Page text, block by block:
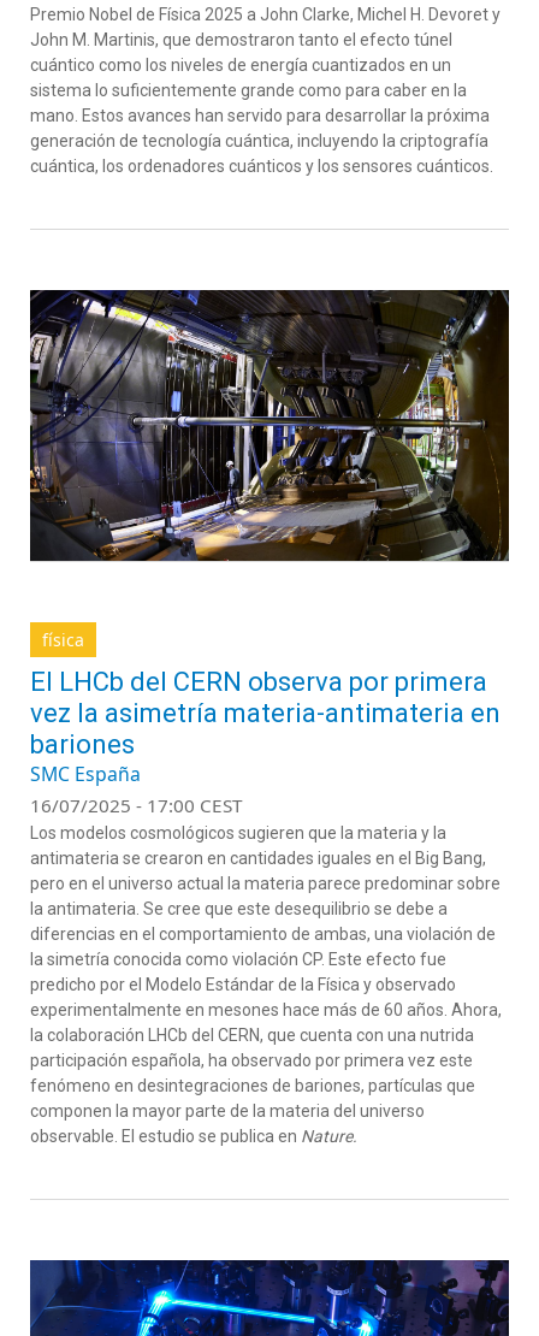
Premio Nobel de Física 2025 a John Clarke, Michel H. Devoret y
John M. Martinis, que demostraron tanto el efecto túnel
cuántico como los niveles de energía cuantizados en un
sistema lo suficientemente grande como para caber en la
mano. Estos avances han servido para desarrollar la próxima
generación de tecnología cuántica, incluyendo la criptografía
cuántica, los ordenadores cuánticos y los sensores cuánticos.
física
El LHCb del CERN observa por primera
vez la asimetría materia-antimateria en
bariones
SMC España
16/07/2025 - 17:00 CEST
Los modelos cosmológicos sugieren que la materia y la
antimateria se crearon en cantidades iguales en el Big Bang,
pero en el universo actual la materia parece predominar sobre
la antimateria. Se cree que este desequilibrio se debe a
diferencias en el comportamiento de ambas, una violación de
la simetría conocida como violación CP. Este efecto fue
predicho por el Modelo Estándar de la Física y observado
experimentalmente en mesones hace más de 60 años. Ahora,
la colaboración LHCb del CERN, que cuenta con una nutrida
participación española, ha observado por primera vez este
fenómeno en desintegraciones de bariones, partículas que
componen la mayor parte de la materia del universo
observable. El estudio se publica en Nature.